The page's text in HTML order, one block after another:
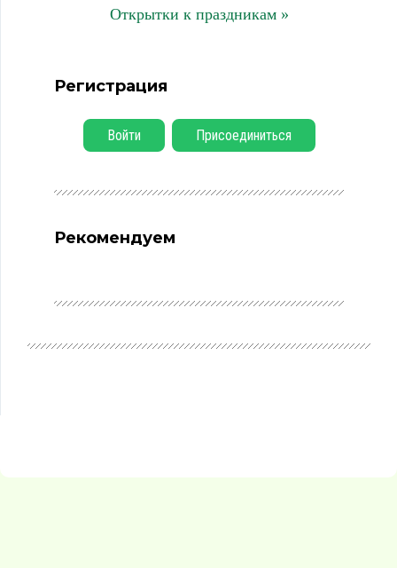
Открытки к праздникам »
Регистрация
Войти Присоединиться
Рекомендуем